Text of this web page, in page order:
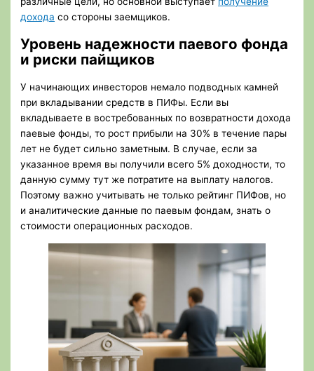
дохода со стороны заемщиков.
Уровень надежности паевого фонда
и риски пайщиков
У начинающих инвесторов немало подводных камней
при вкладывании средств в ПИФы. Если вы
вкладываете в востребованных по возвратности дохода
паевые фонды, то рост прибыли на 30% в течение пары
лет не будет сильно заметным. В случае, если за
указанное время вы получили всего 5% доходности, то
данную сумму тут же потратите на выплату налогов.
Поэтому важно учитывать не только рейтинг ПИФов, но
и аналитические данные по паевым фондам, знать о
стоимости операционных расходов.